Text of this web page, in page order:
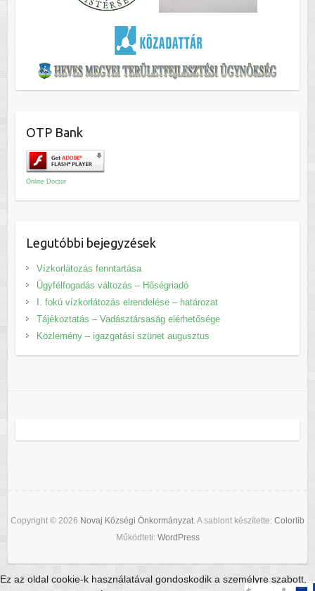
OTP Bank
Online Doctor
Legutóbbi bejegyzések
Vízkorlátozás fenntartása
Ügyfélfogadás változás – Hőségriadó
I. fokú vízkorlátozás elrendelése – határozat
Tájékoztatás – Vadásztársaság elérhetősége
Közlemény – igazgatási szünet augusztus
Copyright © 2026 Novaj Községi Önkormányzat. A sablont készítette: Colorlib
Működteti: WordPress
Ez az oldal cookie-k használatával gondoskodik a személyre szabott,